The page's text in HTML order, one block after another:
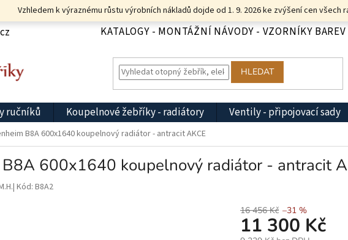
Vzhledem k výraznému růstu výrobních nákladů dojde od 1. 9. 2026 ke zvýšení cen všech
KATALOGY - MONTÁŽNÍ NÁVODY - VZORNÍKY BAREV
HLEDAT
ručníků Koupelnové žebříky - radiátory Ventily - připojovací sady
B8A 600x1640 koupelnový radiátor - antracit AKCE
B8A 600x1640 koupelnový radiátor - antracit
Kód: B8A2
16 456 Kč –31 %
11 300 Kč